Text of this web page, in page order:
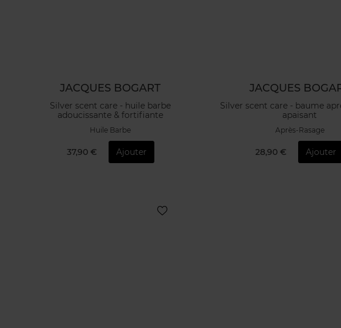
JACQUES BOGART
Silver scent care - huile barbe
adoucissante & fortifiante
Huile Barbe
37,90 € Ajouter
JACQUES
Silver scent care - baume
apaisant
Après-Rasage
28,90 € Ajouter